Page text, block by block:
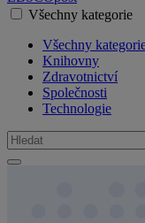
Všechny kategorie
Všechny
Knihovny
Zdravotnictví
Společnosti
Technologie